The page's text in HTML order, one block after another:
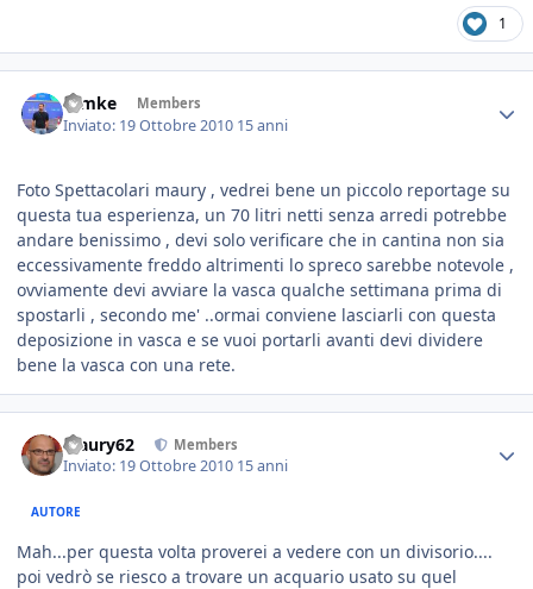
1
ramke Members
Inviato: 19 Ottobre 2010 15 anni
Foto Spettacolari maury , vedrei bene un piccolo reportage su
questa tua esperienza, un 70 litri netti senza arredi potrebbe
andare benissimo , devi solo verificare che in cantina non sia
eccessivamente freddo altrimenti lo spreco sarebbe notevole ,
ovviamente devi avviare la vasca qualche settimana prima di
spostarli , secondo me' ..ormai conviene lasciarli con questa
deposizione in vasca e se vuoi portarli avanti devi dividere
bene la vasca con una rete.
Maury62 Members
Inviato: 19 Ottobre 2010 15 anni
AUTORE
Mah...per questa volta proverei a vedere con un divisorio....
poi vedrò se riesco a trovare un acquario usato su quel